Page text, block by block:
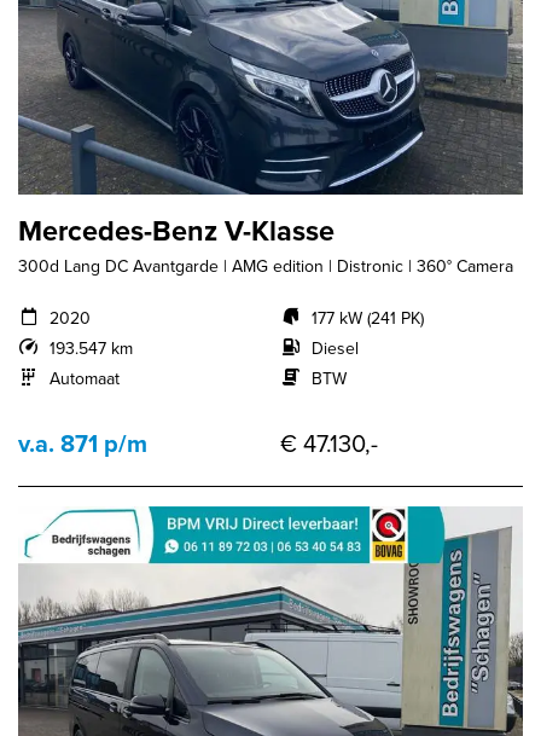
Mercedes-Benz V-Klasse
300d Lang DC Avantgarde | AMG edition | Distronic | 360° Camera
2020
193.547 km
Automaat
177 kW (241 PK)
Diesel
BTW
v.a. 871 p/m € 47.130,-